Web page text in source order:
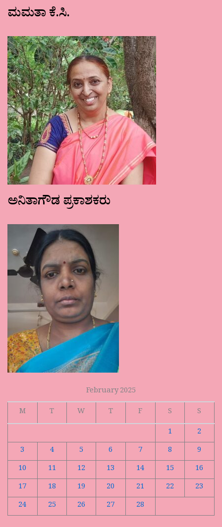
ಮಮತಾ ಕೆ.ಸಿ.
ಅನಿತಾಗೌಡ ಪ್ರಕಾಶಕರು
February 2025
M
T W T F S
S
1
2
3
4 5 6 7 8
9
10
11 12 13 14 15
16
17
18 19 20 21 22
23
24
25 26 27 28